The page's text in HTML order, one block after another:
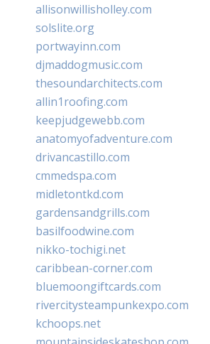
allisonwillisholley.com
solslite.org
portwayinn.com
djmaddogmusic.com
thesoundarchitects.com
allin1roofing.com
keepjudgewebb.com
anatomyofadventure.com
drivancastillo.com
cmmedspa.com
midletontkd.com
gardensandgrills.com
basilfoodwine.com
nikko-tochigi.net
caribbean-corner.com
bluemoongiftcards.com
rivercitysteampunkexpo.com
kchoops.net